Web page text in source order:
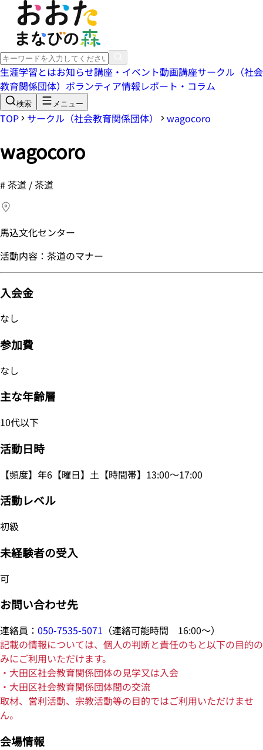
生涯学習とはお知らせ講座・イベント動画講座サークル（社会
教育関係団体） ボランティア情報レポート・コラム
検索 メニュー
TOP サークル（社会教育関係団体） wagocoro
wagocoro
#茶道 / 茶道
馬込文化センター
活動内容：茶道のマナー
入会金
なし
参加費
なし
主な年齢層
10代以下
活動日時
【頻度】年6【曜日】土【時間帯】13:00～17:00
活動レベル
初級
未経験者の受入
可
お問い合わせ先
連絡員： 050-7535-5071 （連絡可能時間 16:00～）
記載の情報については、個人の判断と責任のもと以下の目的の
みにご利用いただけます。
・大田区社会教育関係団体の見学又は入会
・大田区社会教育関係団体間の交流
取材、営利活動、宗教活動等の目的ではご利用いただけませ
ん。
会場情報